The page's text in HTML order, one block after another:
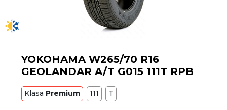
YOKOHAMA W265/70 R16
GEOLANDAR A/T G015 111T RPB
Klasa Premium 111 T